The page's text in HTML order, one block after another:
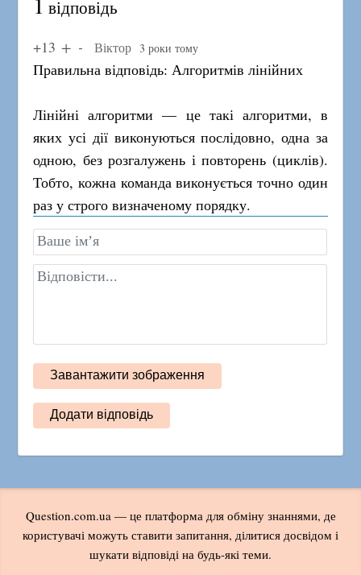
відповідь
+13 Віктор 3 роки тому
Правильна відповідь: Алгоритмів лінійних
Лінійні алгоритми — це такі алгоритми, в
яких усі дії виконуються послідовно, одна за
одною, без розгалужень і повторень (циклів).
Тобто, кожна команда виконується точно один
раз у строго визначеному порядку.
Question.com.ua — це платформа для обміну знаннями, де
користувачі можуть ставити запитання, ділитися досвідом і
шукати відповіді на будь-які теми.